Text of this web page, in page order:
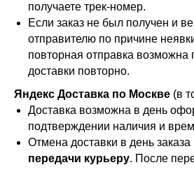
получаете трек-номер.
Если заказ не был получен и
отправителю по причине
повторная отправка возможна
доставки повторно.
Яндекс Доставка по Москве (в
Доставка возможна в день
подтверждении наличия и
Отмена доставки в день
передачи курьеру. После